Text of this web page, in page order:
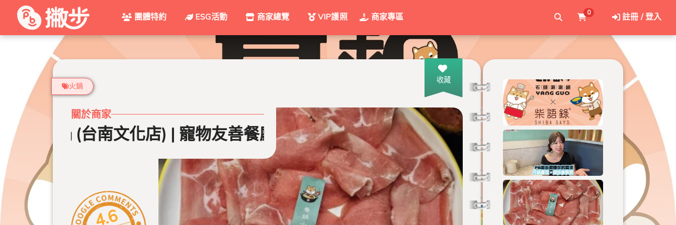
團體特約 ESG活動 商家總覽 VIP護照 商家專區 0 註冊 / 登入
收藏
火鍋
關於商家
寵物友善餐廳 | 台南吃到飽火鍋 | 台南必吃美食 | 在地嚮導評論家【 養鍋 Yang Guo 石頭
4.6